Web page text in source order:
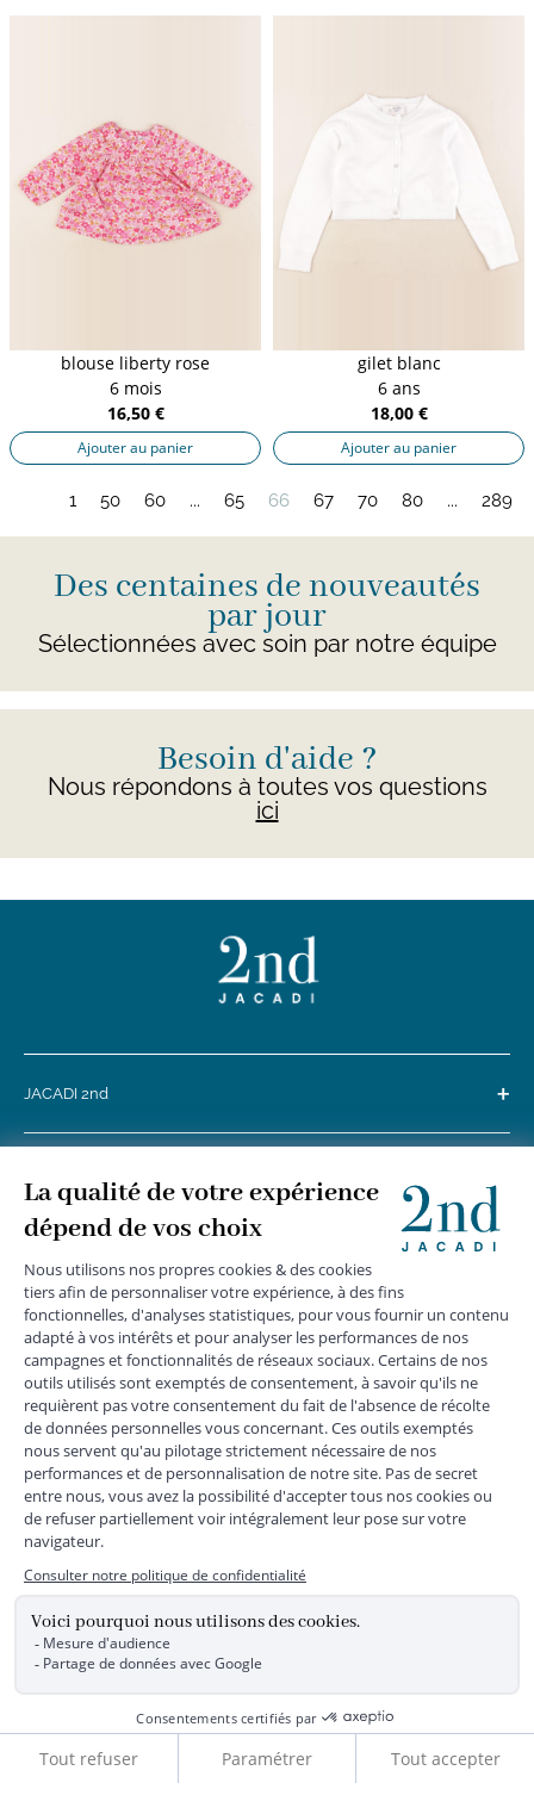
blouse liberty rose
6 mois
16,50 €
Ajouter au panier
gilet blanc
6 ans
18,00 €
Ajouter au panier
1 50 60 ... 65 66 67 70 80 ... 289
Des centaines de nouveautés
par jour
Sélectionnées avec soin par notre équipe
Besoin d'aide ?
Nous répondons à toutes vos questions
ici
JACADI 2nd +
MENTIONS LÉGALES|CGU|CGV|COOKIES|
DONNÉES PERSONNELLES
*
Livraison express gratuite en point relais dès 59 € et à domicile dès 150
€ vers la France Métropolitaine
Les données collectées par la société JACADI, responsable
du traitement, sont nécessaires à l'envoi de newsletters, à la
création de compte, pour le traitement, le suivi et la livraison
de votre commande, ainsi que pour le suivi de votre
adhésion au programme fidélité. Conformément au
protection des données personnelles, vous bénéficiez d'un
droit d'accès, d'édiction des directives anticipées, de
rectification, d'opposition, d'effacement, de portabilité ou de
Vous pouvez exercer vos droits en écrivant à JACADI –
Service Clients – 2/10 Rue Chaptal, 92300 LEVALLOIS-